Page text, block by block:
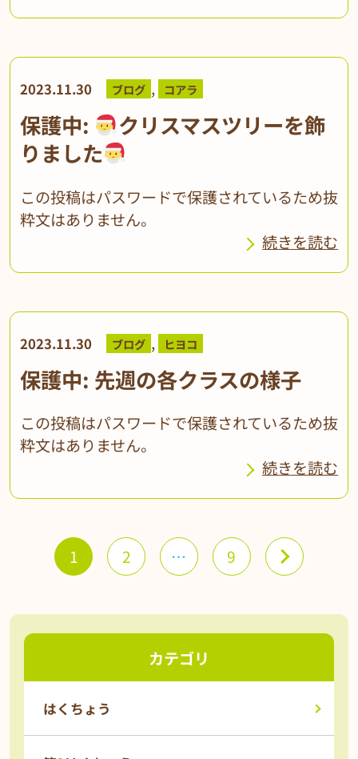
2023.11.30 ブログ , コアラ
保護中:
クリスマスツリーを飾
りました
この投稿はパスワードで保護されているため抜
粋文はありません。
続きを読む
2023.11.30 ブログ , ヒヨコ
保護中: 先週の各クラスの様子
この投稿はパスワードで保護されているため抜
粋文はありません。
続きを読む
1 2 … 9
カテゴリ
はくちょう